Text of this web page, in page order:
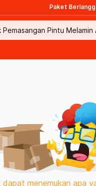
Paket
dapat menemukan apa